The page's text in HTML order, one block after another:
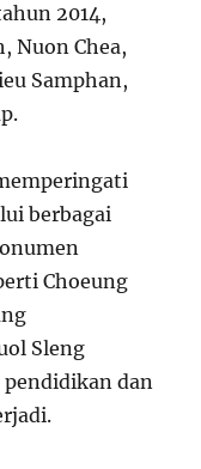
2014,
Nuon Chea,
Samphan,
berbagai
Choeung
Sleng
dan